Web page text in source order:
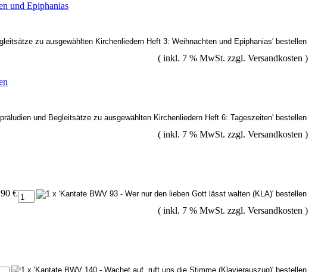
und Epiphanias
( inkl. 7 % MwSt. zzgl. Versandkosten )
( inkl. 7 % MwSt. zzgl. Versandkosten )
€
( inkl. 7 % MwSt. zzgl. Versandkosten )